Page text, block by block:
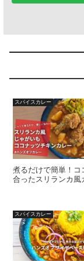
スパイスカレー
煮るだけで簡単！コ
合ったスリランカ風
スパイスカレー